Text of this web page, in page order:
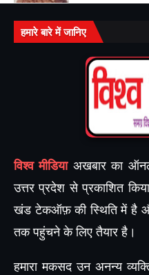
हमारे बारे में जानिए
विश्व मीडियाअखबार का
उत्तर प्रदेश से प्रकाशित
खंड टेकऑफ़ की स्थिति में है
तक पहुंचने के लिए तैयार है।
हमारा मकसद उन अनन्य